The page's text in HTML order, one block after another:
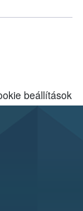
szakértőt.
beállítások